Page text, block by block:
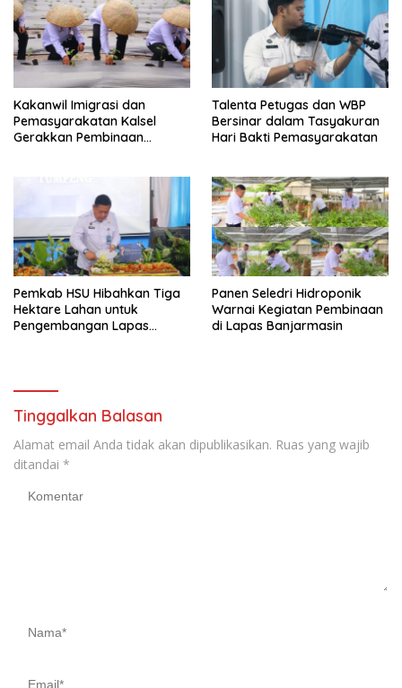
Kakanwil Imigrasi dan
Pemasyarakatan Kalsel
Gerakkan Pembinaan
Talenta Petugas dan WBP
Bersinar dalam Tasyakuran
Hari Bakti Pemasyarakatan
Pemkab HSU Hibahkan Tiga
Hektare Lahan untuk
Pengembangan Lapas
Panen Seledri Hidroponik
Warnai Kegiatan Pembinaan
di Lapas Banjarmasin
Tinggalkan Balasan
Alamat email Anda tidak akan dipublikasikan. Ruas yang wajib
ditandai *